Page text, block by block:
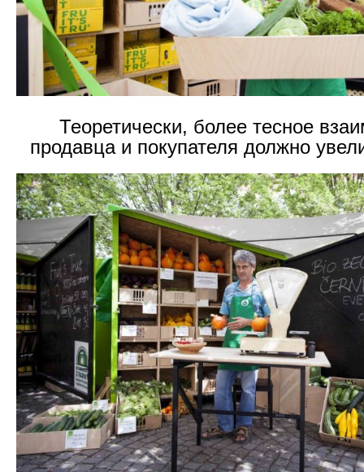
Теоретически, более тесное
продавца и покупателя должно